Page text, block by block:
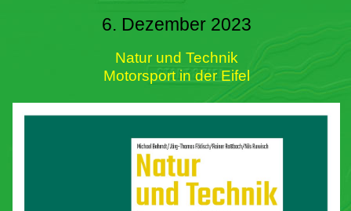
6. Dezember 2023
Natur und Technik
Motorsport in der Eifel